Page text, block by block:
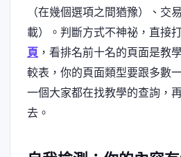
（在幾個選項之間猶豫）、交
載）。判斷方式不神祕，直接
頁 ，看排名前十名的頁面是教
較表，你的頁面類型要跟多數
一個大家都在找教學的查詢，
去。